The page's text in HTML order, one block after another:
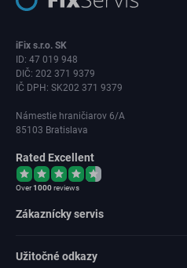
iFix s.r.o. SK
ID: 47 019 948
DIČ: 202 371 9379
IČ DPH: SK202 371 9379
Námestie hraničiarov 6/A
85103 Bratislava
Rated Excellent
Over1000reviews
Zákaznícky servis
Užitočné odkazy